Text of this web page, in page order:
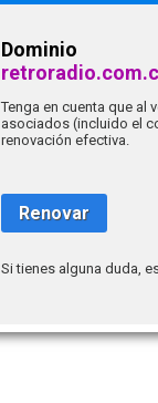
Dominio
Tenga en cuenta que al
asociados (incluido el
renovación efectiva.
Renovar
Si tienes alguna duda,